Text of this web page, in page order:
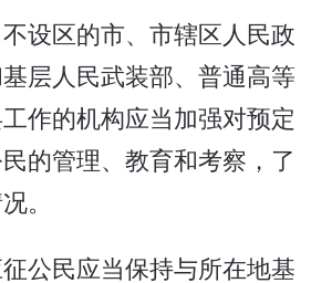
设区的市、市辖区人民政
层人民武装部、普通高等
作的机构应当加强对预定
的管理、教育和考察，了
。
公民应当保持与所在地基